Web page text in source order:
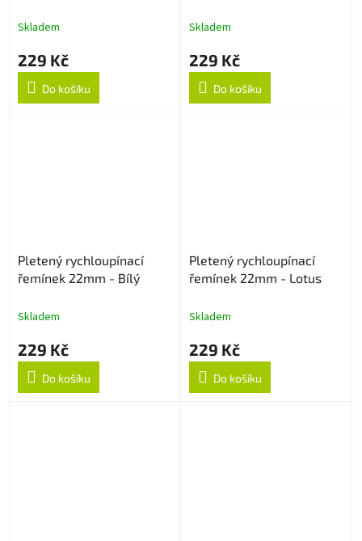
Skladem
229 Kč
Do košíku
Skladem
229 Kč
Do košíku
Pletený rychloupínací
řemínek 22mm - Bílý
Skladem
229 Kč
Do košíku
Pletený rychloupínací
řemínek 22mm - Lotus
Skladem
229 Kč
Do košíku